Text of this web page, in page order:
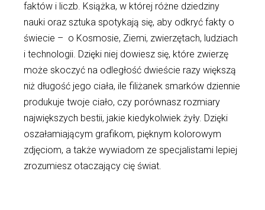
faktów i liczb. Książka, w której różne dziedziny
nauki oraz sztuka spotykają się, aby odkryć fakty o
świecie – o Kosmosie, Ziemi, zwierzętach, ludziach
i technologii. Dzięki niej dowiesz się, które zwierzę
może skoczyć na odległość dwieście razy większą
niż długość jego ciała, ile filiżanek smarków dziennie
produkuje twoje ciało, czy porównasz rozmiary
największych bestii, jakie kiedykolwiek żyły. Dzięki
oszałamiającym grafikom, pięknym kolorowym
zdjęciom, a także wywiadom ze specjalistami lepiej
zrozumiesz otaczający cię świat.